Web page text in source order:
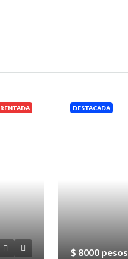
RENTADA DESTACADA
$ 8000 pesos